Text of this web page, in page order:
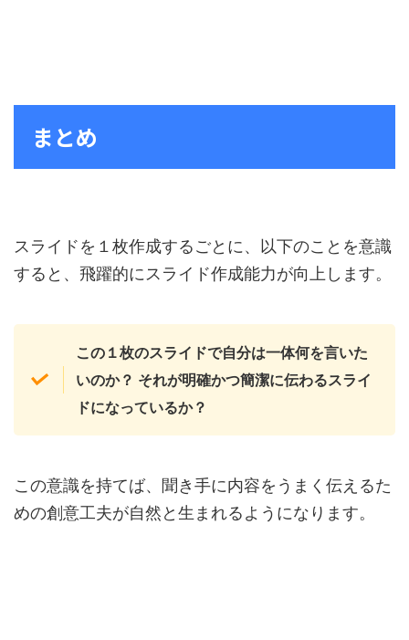
まとめ
スライドを１枚作成するごとに、以下のことを意識
すると、飛躍的にスライド作成能力が向上します。
この１枚のスライドで自分は一体何を言いた
いのか？ それが明確かつ簡潔に伝わるスライ
ドになっているか？
この意識を持てば、聞き手に内容をうまく伝えるた
めの創意工夫が自然と生まれるようになります。